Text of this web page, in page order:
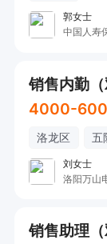
郭女士
销售内勤（
4000-
洛龙区 五
刘女士
洛阳万山
销售助理